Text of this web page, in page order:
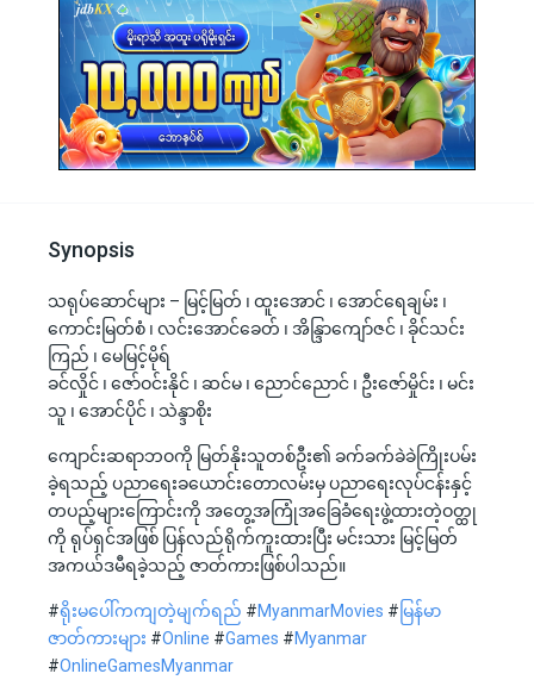
Synopsis
သရုပ်ဆောင်များ – မြင့်မြတ် ၊ ထူးအောင် ၊ အောင်ရေချမ်း ၊
ကောင်းမြတ်စံ ၊ လင်းအောင်ခေတ် ၊ အိန္ဒြာကျော်ဇင် ၊ ခိုင်သင်း
ကြည် ၊ မေမြင့်မိုရ်
ခင်လှိုင် ၊ ဇော်ဝင်းနိုင် ၊ ဆင်မ ၊ ညောင်ညောင် ၊ ဦးဇော်မှိုင်း ၊ မင်း
သူ ၊ အောင်ပိုင် ၊ သဲန္ဒာစိုး
ကျောင်းဆရာဘဝကို မြတ်နိုးသူတစ်ဦး၏ ခက်ခက်ခဲခဲကြိုးပမ်း
ခဲ့ရသည့် ပညာရေးခယောင်းတောလမ်းမှ ပညာရေးလုပ်ငန်းနှင့်
တပည့်များကြောင်းကို အတွေ့အကြုံအခြေခံရေးဖွဲ့ထားတဲ့ဝတ္ထု
ကို ရုပ်ရှင်အဖြစ် ပြန်လည်ရိုက်ကူးထားပြီး မင်းသား မြင့်မြတ်
အကယ်ဒမီရခဲ့သည့် ဇာတ်ကားဖြစ်ပါသည်။
#ရိုးမပေါ်ကကျတဲ့မျက်ရည် #MyanmarMovies # မြန်မာ
ဇာတ်ကားများ #Online #Games #Myanmar
#OnlineGamesMyanmar